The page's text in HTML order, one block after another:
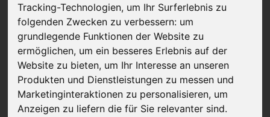
Tracking-Technologien, um Ihr Surferlebnis zu
folgenden Zwecken zu verbessern: um
grundlegende Funktionen der Website zu
ermöglichen, um ein besseres Erlebnis auf der
Website zu bieten, um Ihr Interesse an unseren
Produkten und Dienstleistungen zu messen und
Marketinginteraktionen zu personalisieren, um
Anzeigen zu liefern die für Sie relevanter sind.
20. November 2025
Gemeinsam für die Tiere in
Brüssel und Berlin